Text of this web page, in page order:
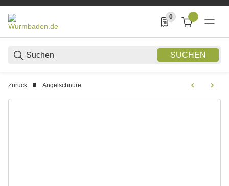
SUCHEN
0
0 Produkte in der
Zurück Angelschnüre